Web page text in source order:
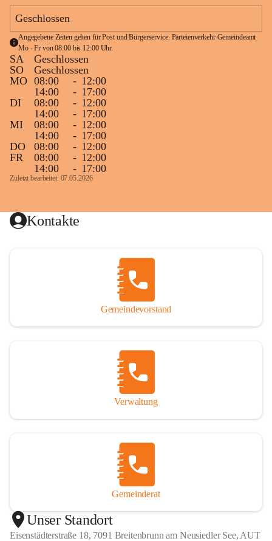
Geschlossen
Angegebene Zeiten gelten für Post und Bürgerservice. Parteienverkehr Gemeindeamt
Mo - Fr von 08:00 bis 12:00 Uhr.
SA
Geschlossen
SO
Geschlossen
MO 08:00 - 12:00
14:00
- 17:00
DI
08:00 - 12:00
14:00
- 17:00
MI
08:00 - 12:00
14:00
- 17:00
DO
08:00 - 12:00
FR
08:00 - 12:00
14:00
- 17:00
Zuletzt bearbeitet: 07.05.2026
Kontakte
Gemeindevorstand
Verwaltung
Gemeinderat
Unser Standort
Eisenstädterstraße 18, 7091 Breitenbrunn am Neusiedler See, AUT